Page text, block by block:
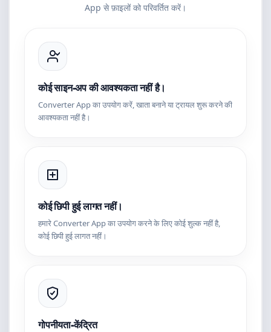
App से फ़ाइलों को परिवर्तित करें।
कोई साइन-अप की आवश्यकता नहीं है।
Converter App का उपयोग करें, खाता बनाने या ट्रायल शुरू करने की
आवश्यकता नहीं है।
कोई छिपी हुई लागत नहीं।
हमारे Converter App का उपयोग करने के लिए कोई शुल्क नहीं है,
कोई छिपी हुई लागत नहीं।
गोपनीयता-केंद्रित